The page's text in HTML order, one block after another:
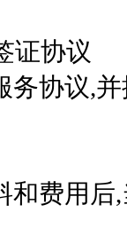
证协议
务协议,
和费用